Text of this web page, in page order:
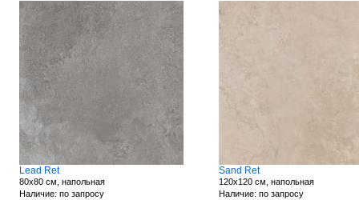
Lead Ret
80x80 см, напольная
Наличие: по запросу
Sand Ret
120x120 см, напольная
Наличие: по запросу